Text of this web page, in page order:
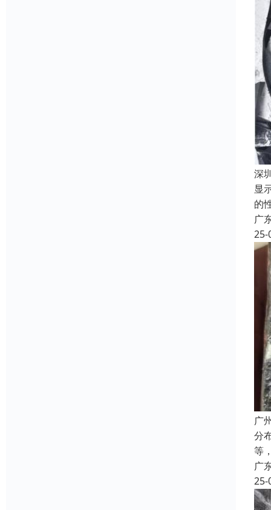
深
显
的
广
25-
广
分
等
广
25-